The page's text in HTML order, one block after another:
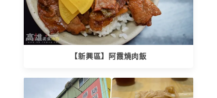
【新興區】阿霞燒肉飯